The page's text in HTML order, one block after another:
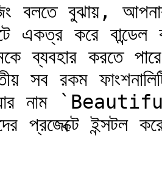
বলতে বুঝায়,
একত্র করে
ব্যবহার করতে
সব রকম
যার নাম
প্রজেক্টে ইন্সটল